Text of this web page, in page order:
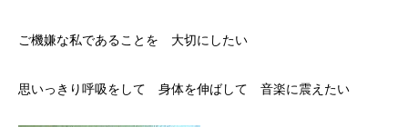
ご機嫌な私であることを 大切にしたい
思いっきり呼吸をして 身体を伸ばして 音楽に震えたい